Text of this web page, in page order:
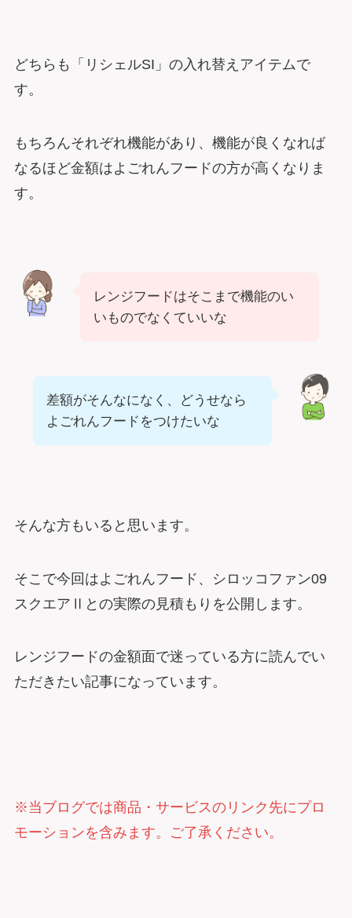
どちらも「リシェルSI」の入れ替えアイテムで
す。
もちろんそれぞれ機能があり、機能が良くなれば
なるほど金額はよごれんフードの方が高くなりま
す。
レンジフードはそこまで機能のい
いものでなくていいな
差額がそんなになく、どうせなら
よごれんフードをつけたいな
そんな方もいると思います。
そこで今回はよごれんフード、シロッコファン09
スクエアⅡとの実際の見積もりを公開します。
レンジフードの金額面で迷っている方に読んでい
ただきたい記事になっています。
※当ブログでは商品・サービスのリンク先にプロ
モーションを含みます。ご了承ください。